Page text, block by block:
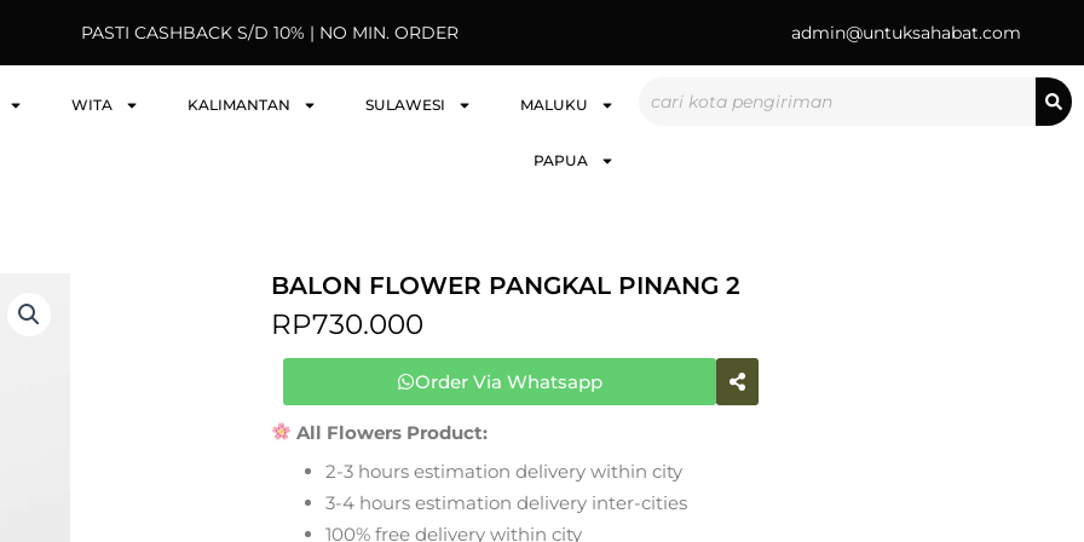
PASTI CASHBACK S/D 10% | NO MIN. ORDER admin@untuksahabat.com
WITA KALIMANTAN SULAWESI MALUKU
PAPUA
BALON FLOWER PANGKAL PINANG 2
RP730.000
Order Via Whatsapp
All Flowers Product:
2-3 hours estimation delivery within city
3-4 hours estimation delivery inter-cities
100% free delivery within city